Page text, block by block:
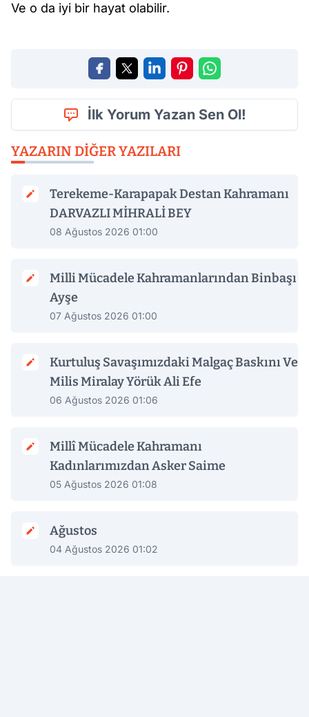
Ve o da iyi bir hayat olabilir.
İlk Yorum Yazan Sen Ol!
YAZARIN DIĞER YAZILARI
Terekeme-Karapapak Destan Kahramanı
DARVAZLI MİHRALİ BEY
08 Ağustos 2026 01:00
Milli Mücadele Kahramanlarından Binbaşı
Ayşe
07 Ağustos 2026 01:00
Kurtuluş Savaşımızdaki Malgaç Baskını Ve
Milis Miralay Yörük Ali Efe
06 Ağustos 2026 01:06
Millî Mücadele Kahramanı
Kadınlarımızdan Asker Saime
05 Ağustos 2026 01:08
Ağustos
04 Ağustos 2026 01:02